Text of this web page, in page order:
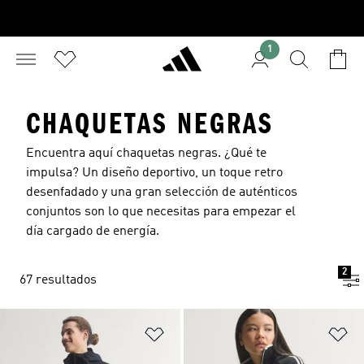
1
CHAQUETAS NEGRAS
Encuentra aquí chaquetas negras. ¿Qué te
impulsa? Un diseño deportivo, un toque retro
desenfadado y una gran selección de auténticos
conjuntos son lo que necesitas para empezar el
día cargado de energía.
67 resultados
2
Añadir a la lista de deseos